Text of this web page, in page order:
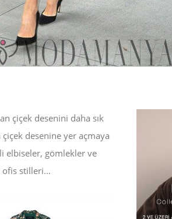
çiçek desenini daha sık
desenine yer açmaya
elbiseler, gömlekler ve
ofis stilleri…